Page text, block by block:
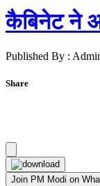
कैबिनेट ने
Published By :
Share
Join PM Modi on